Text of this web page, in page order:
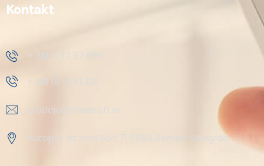
Kontakt
+ 381 11 37 57 555
+ 381 18 41 51 230
prodaja@steelsoft.rs
Autoput za Novi Sad 71 11080, Zemun-Beograd